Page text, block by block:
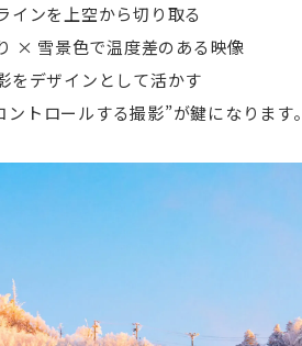
インを上空から切り取る
× 雪景色で温度差のある映像
をデザインとして活かす
トロールする撮影”が鍵になります。